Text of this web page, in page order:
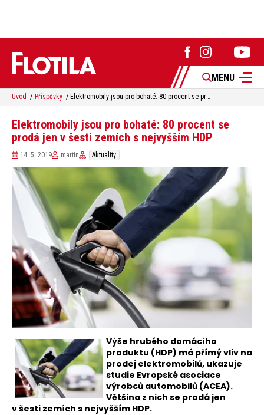
MENU
Úvod Příspěvky Elektromobily jsou pro bohaté: 80 procent se prodá jen v šesti zemích s nejvyšším HDP
Elektromobily jsou pro bohaté: 80 procent se
prodá jen v šesti zemích s nejvyšším HDP
14. 5. 2019 martin Aktuality
Výše hrubého domácího
produktu (HDP) má přímý vliv na
prodej elektromobilů, ukazuje
studie Evropské asociace
výrobců automobilů (ACEA).
Většina z nich se prodá jen
v šesti zemích s nejvyšším HDP.